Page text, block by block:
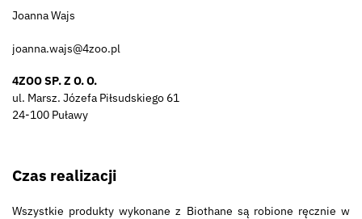
Joanna Wajs
joanna.wajs@4zoo.pl
4ZOO SP. Z O. O.
ul. Marsz. Józefa Piłsudskiego 61
24-100 Puławy
Czas realizacji
Wszystkie produkty wykonane z Biothane są robione ręcznie w